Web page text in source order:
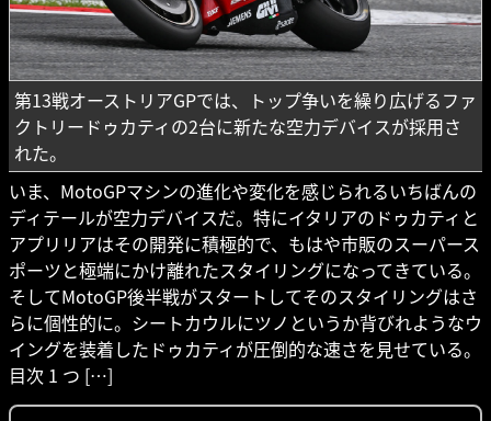
第13戦オーストリアGPでは、トップ争いを繰り広げるファ
クトリードゥカティの2台に新たな空力デバイスが採用さ
れた。
いま、MotoGPマシンの進化や変化を感じられるいちばんの
ディテールが空力デバイスだ。特にイタリアのドゥカティと
アプリリアはその開発に積極的で、もはや市販のスーパース
ポーツと極端にかけ離れたスタイリングになってきている。
そしてMotoGP後半戦がスタートしてそのスタイリングはさ
らに個性的に。シートカウルにツノというか背びれようなウ
イングを装着したドゥカティが圧倒的な速さを見せている。
目次 1 つ […]